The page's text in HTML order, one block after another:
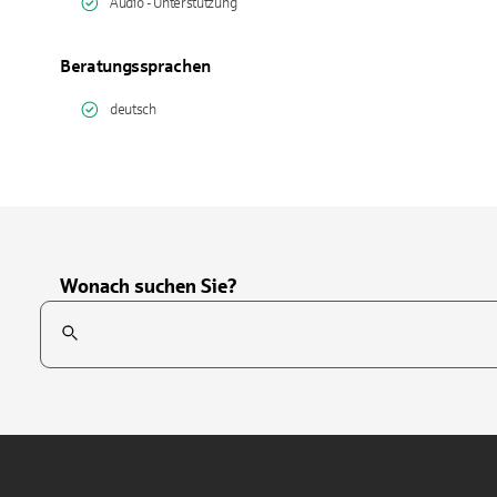
Audio - Unterstützung
Beratungssprachen
deutsch
Wonach suchen Sie?
Suchfeld